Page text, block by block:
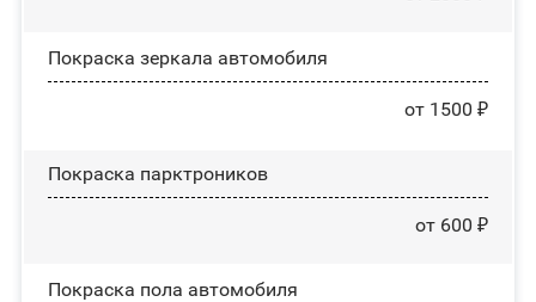
Покраска зеркала автомобиля
от 1500 ₽
Покраска парктроников
от 600 ₽
Покраска пола автомобиля